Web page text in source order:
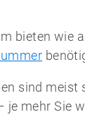
bieten wie
sind meist
mehr Sie